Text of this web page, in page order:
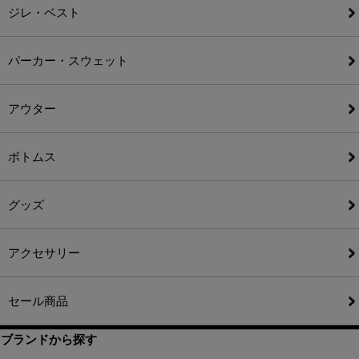
ジレ・ベスト
パーカー・スウェット
アウター
ボトムス
グッズ
アクセサリー
セール商品
ブランドから探す